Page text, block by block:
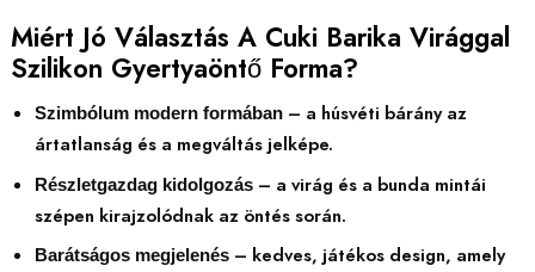
Miért Jó Választás A Cuki Barika Virággal
Szilikon Gyertyaöntő Forma?
Szimbólum modern formában– a húsvéti bárány az
ártatlanság és a megváltás jelképe.
Részletgazdag kidolgozás– a virág és a bunda mintái
szépen kirajzolódnak az öntés során.
Barátságos megjelenés– kedves, játékos design, amely